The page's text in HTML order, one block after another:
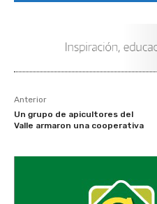
Anterior
Un grupo de apicultores del
Valle armaron una cooperativa